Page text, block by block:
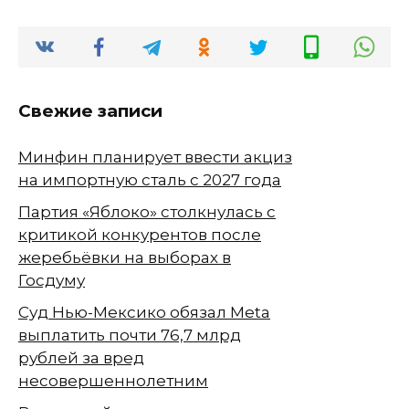
Свежие записи
Минфин планирует ввести акциз
на импортную сталь с 2027 года
Партия «Яблоко» столкнулась с
критикой конкурентов после
жеребьёвки на выборах в
Госдуму
Суд Нью-Мексико обязал Meta
выплатить почти 76,7 млрд
рублей за вред
несовершеннолетним